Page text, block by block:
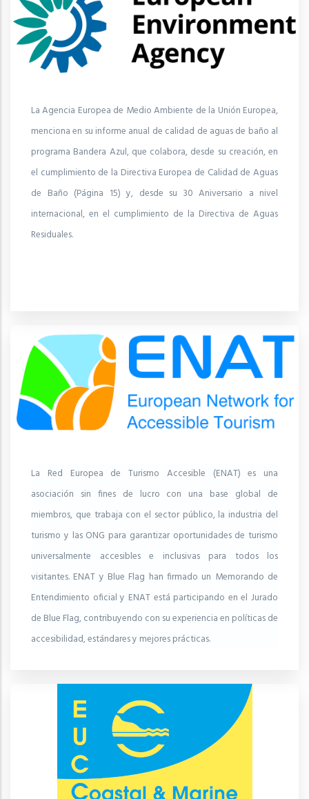
La Agencia Europea de Medio Ambiente de la Unión Europea,
menciona en su informe anual de calidad de aguas de baño al
programa Bandera Azul, que colabora, desde su creación, en
el cumplimiento de la Directiva Europea de Calidad de Aguas
de Baño (Página 15) y, desde su 30 Aniversario a nivel
internacional, en el cumplimiento de la Directiva de Aguas
Residuales.
La Red Europea de Turismo Accesible (ENAT) es una
asociación sin fines de lucro con una base global de
miembros, que trabaja con el sector público, la industria del
turismo y las ONG para garantizar oportunidades de turismo
universalmente accesibles e inclusivas para todos los
visitantes. ENAT y Blue Flag han firmado un Memorando de
Entendimiento oficial y ENAT está participando en el Jurado
de Blue Flag, contribuyendo con su experiencia en políticas de
accesibilidad, estándares y mejores prácticas.